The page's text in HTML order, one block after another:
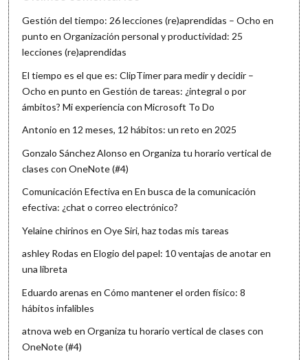
Gestión del tiempo: 26 lecciones (re)aprendidas – Ocho en
punto enOrganización personal y productividad: 25
lecciones (re)aprendidas
El tiempo es el que es: ClipTimer para medir y decidir –
Ocho en punto enGestión de tareas: ¿integral o por
ámbitos? Mi experiencia con Microsoft To Do
Antonio en 12 meses, 12 hábitos: un reto en 2025
Gonzalo Sánchez Alonso enOrganiza tu horario vertical de
clases con OneNote (#4)
Comunicación Efectiva enEn busca de la comunicación
efectiva: ¿chat o correo electrónico?
Yelaine chirinos enOye Siri, haz todas mis tareas
ashley Rodas enElogio del papel: 10 ventajas de anotar en
una libreta
Eduardo arenas enCómo mantener el orden físico: 8
hábitos infalibles
atnova web enOrganiza tu horario vertical de clases con
OneNote (#4)